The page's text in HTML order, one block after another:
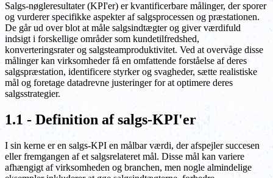
Salgs-nøgleresultater (KPI'er) er kvantificerbare målinger, der sporer
og vurderer specifikke aspekter af salgsprocessen og præstationen.
De går ud over blot at måle salgsindtægter og giver værdifuld
indsigt i forskellige områder som kundetilfredshed,
konverteringsrater og salgsteamproduktivitet. Ved at overvåge disse
målinger kan virksomheder få en omfattende forståelse af deres
salgspræstation, identificere styrker og svagheder, sætte realistiske
mål og foretage datadrevne justeringer for at optimere deres
salgsstrategier.
1.1 - Definition af salgs-KPI'er
I sin kerne er en salgs-KPI en målbar værdi, der afspejler succesen
eller fremgangen af et salgsrelateret mål. Disse mål kan variere
afhængigt af virksomheden og branchen, men nogle almindelige